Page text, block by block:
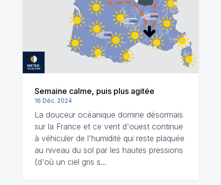
Semaine calme, puis plus agitée
16 Déc. 2024
La douceur océanique domine désormais
sur la France et ce vent d'ouest continue
à véhiculer de l'humidité qui reste plaquée
au niveau du sol par les hautes pressions
(d'où un ciel gris s…